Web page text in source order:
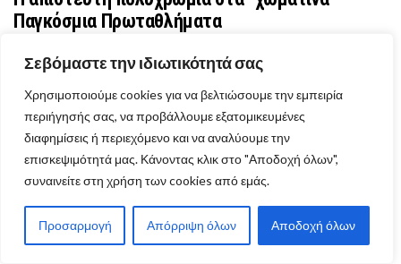
Σεβόμαστε την ιδιωτικότητά σας
Χρησιμοποιούμε cookies για να βελτιώσουμε την εμπειρία
περιήγησής σας, να προβάλλουμε εξατομικευμένες
διαφημίσεις ή περιεχόμενο και να αναλύουμε την
επισκεψιμότητά μας. Κάνοντας κλικ στο "Αποδοχή όλων",
συναινείτε στη χρήση των cookies από εμάς.
Προσαρμογή Απόρριψη όλων Αποδοχή όλων
Παγκόσμια Πρωταθλήματα
ΔΙΑΦΟΡΑ VIEW MORE ARTICLES